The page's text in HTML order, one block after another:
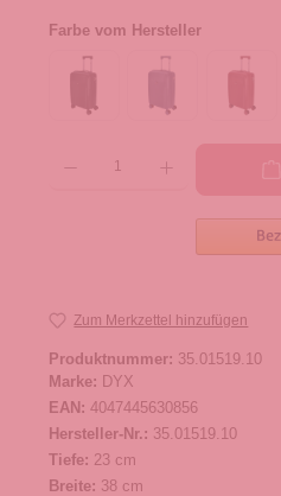
Farbe vom Hersteller
Zum Merkzettel hinzufügen
Produktnummer: 35.01519.10
Marke: DYX
EAN: 4047445630856
Hersteller-Nr.: 35.01519.10
Tiefe: 23 cm
Breite: 38 cm